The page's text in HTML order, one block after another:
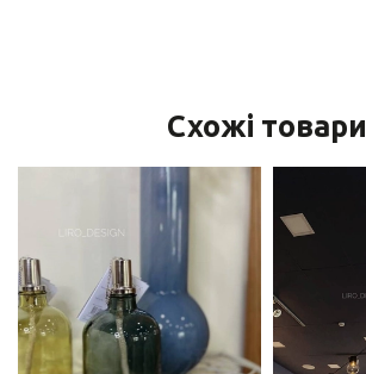
Схожі товари